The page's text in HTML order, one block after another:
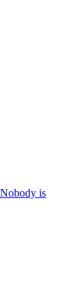
is